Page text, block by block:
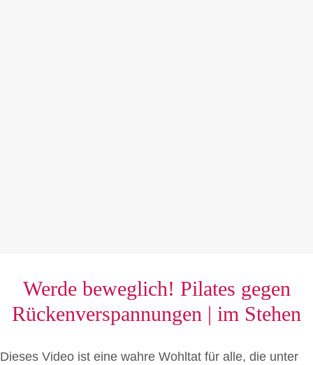
Werde beweglich! Pilates gegen
Rückenverspannungen | im Stehen
Dieses Video ist eine wahre Wohltat für alle, die unter